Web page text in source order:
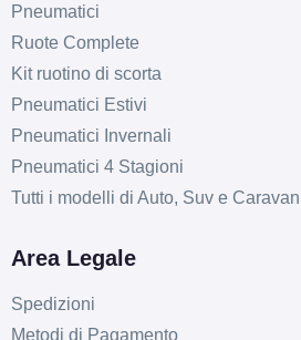
Pneumatici
Ruote Complete
Kit ruotino di scorta
Pneumatici Estivi
Pneumatici Invernali
Pneumatici 4 Stagioni
Tutti i modelli di Auto, Suv e Caravan
Area Legale
Spedizioni
Metodi di Pagamento